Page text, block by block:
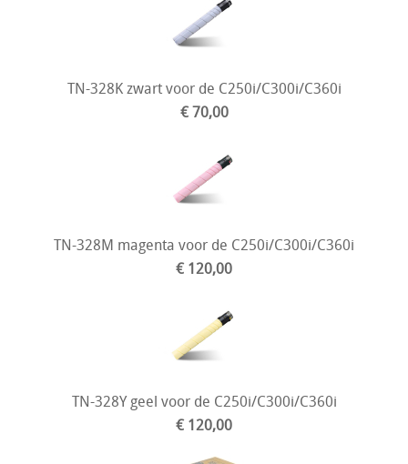
TN-328K zwart voor de C250i/C300i/C360i
€ 70,00
TN-328M magenta voor de C250i/C300i/C360i
€ 120,00
TN-328Y geel voor de C250i/C300i/C360i
€ 120,00